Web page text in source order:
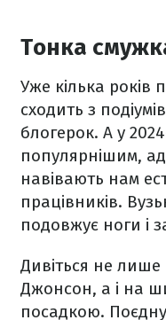
Тонка
Уже кілька років
сходить з
блогерок. А у
популярнішим,
навівають нам
працівників.
подовжує ноги і
Дивіться не
Джонсон, а і на
посадкою.